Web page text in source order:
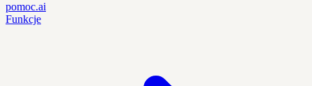
pomoc.ai
Funkcje